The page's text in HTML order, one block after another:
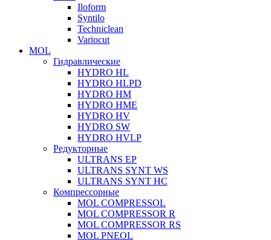
Iloform
Syntilo
Techniclean
Variocut
MOL
Гидравлические
HYDRO HL
HYDRO HLPD
HYDRO HM
HYDRO HME
HYDRO HV
HYDRO SW
HYDRO HVLP
Редукторные
ULTRANS EP
ULTRANS SYNT WS
ULTRANS SYNT HC
Компрессорные
MOL COMPRESSOL
MOL COMPRESSOR R
MOL COMPRESSOR RS
MOL PNEOL